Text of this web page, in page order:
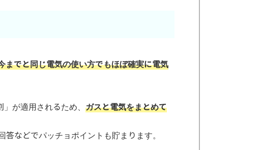
までと同じ電気の使い方でもほぼ確実に電気
」が適用されるため、ガスと電気をまとめて
などでパッチョポイントも貯まります。